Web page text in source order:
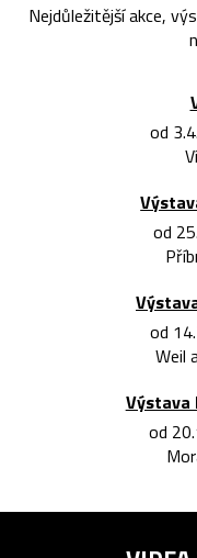
Nejdůležitější akce,
od
od
od
Weil
Výstava
od